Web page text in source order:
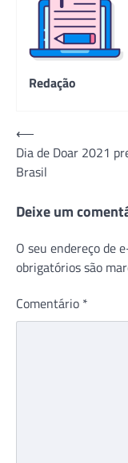
Redação
Navegação
de
Post
⟵
Dia de Doar 2021
Brasil
Deixe um
O seu endereço de
obrigatórios são
Comentário *